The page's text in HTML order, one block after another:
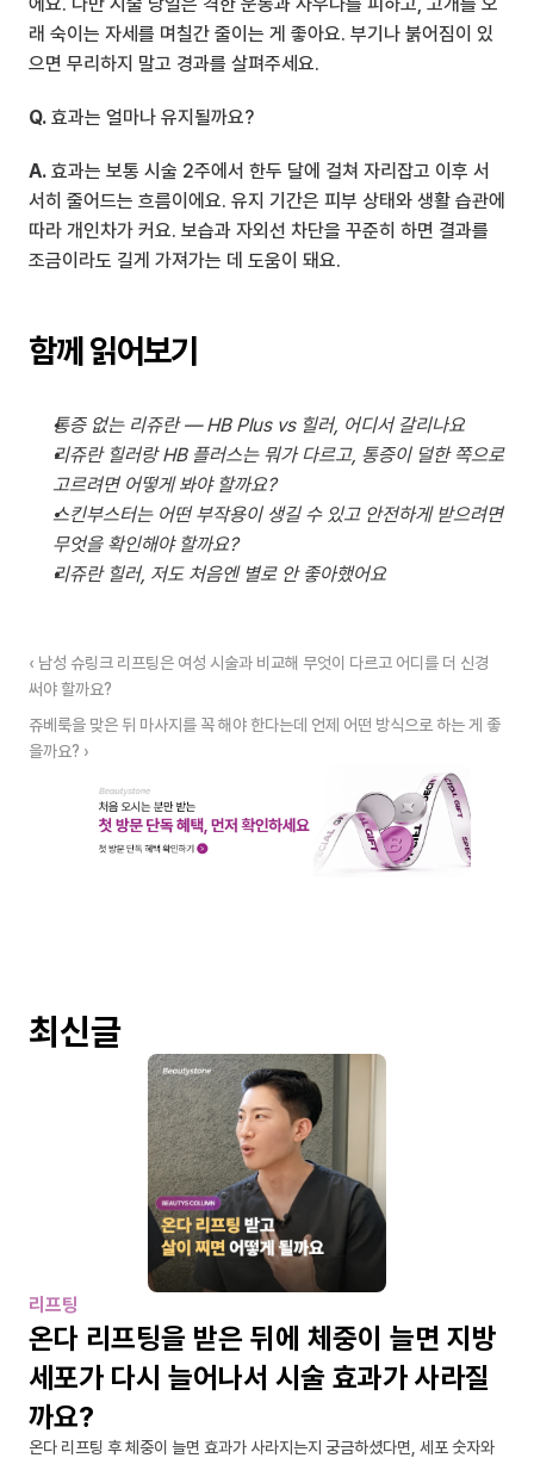
래 숙이는 자세를 며칠간 줄이는 게 좋아요. 부기나 붉어짐이 있
으면 무리하지 말고 경과를 살펴주세요.
Q. 효과는 얼마나 유지될까요?
A. 효과는 보통 시술 2주에서 한두 달에 걸쳐 자리잡고 이후 서
서히 줄어드는 흐름이에요. 유지 기간은 피부 상태와 생활 습관에
따라 개인차가 커요. 보습과 자외선 차단을 꾸준히 하면 결과를
조금이라도 길게 가져가는 데 도움이 돼요.
함께 읽어보기
통증 없는 리쥬란 — HB Plus vs 힐러, 어디서 갈리나요
리쥬란 힐러랑 HB 플러스는 뭐가 다르고, 통증이 덜한 쪽으로
고르려면 어떻게 봐야 할까요?
스킨부스터는 어떤 부작용이 생길 수 있고 안전하게 받으려면
무엇을 확인해야 할까요?
리쥬란 힐러, 저도 처음엔 별로 안 좋아했어요
‹ 남성 슈링크 리프팅은 여성 시술과 비교해 무엇이 다르고 어디를 더 신경
써야 할까요?
쥬베룩을 맞은 뒤 마사지를 꼭 해야 한다는데 언제 어떤 방식으로 하는 게 좋
을까요? ›
최신글
리프팅
온다 리프팅을 받은 뒤에 체중이 늘면 지방
세포가 다시 늘어나서 시술 효과가 사라질
까요?
온다 리프팅 후 체중이 늘면 효과가 사라지는지 궁금하셨다면, 세포 숫자와